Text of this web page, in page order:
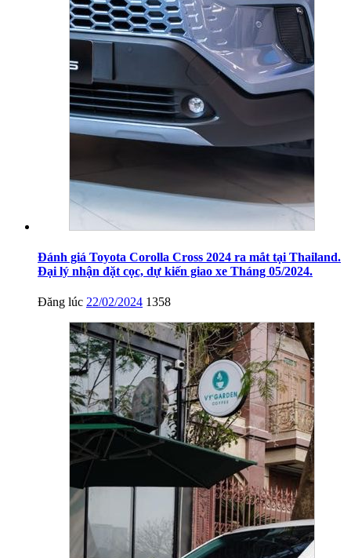
Đánh giá Toyota Corolla Cross 2024 ra mắt tại Thailand.
Đại lý nhận đặt cọc, dự kiến giao xe Tháng 05/2024.
Đăng lúc 22/02/2024 1358